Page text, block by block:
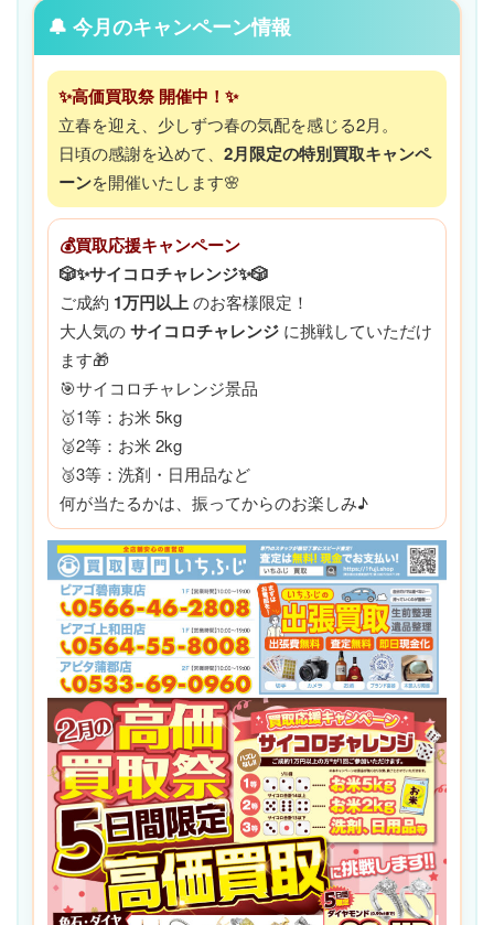
🔔 今月のキャンペーン情報
✨高価買取祭 開催中！✨
立春を迎え、少しずつ春の気配を感じる2月。
日頃の感謝を込めて、 2月限定の特別買取キャンペ
ーンを開催いたします🌸
💰買取応援キャンペーン
🎲✨サイコロチャレンジ✨🎲
ご成約 1万円以上のお客様限定！
大人気のサイコロチャレンジ に挑戦していただけ
ます🎁
🎯サイコロチャレンジ景品
🥇1等：お米 5kg
🥈2等：お米 2kg
🥉3等：洗剤・日用品など
何が当たるかは、振ってからのお楽しみ♪